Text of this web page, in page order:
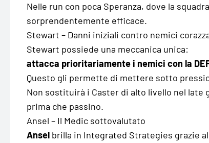
Nelle run con poca Speranza, dove la
sorprendentemente efficace.
Stewart – Danni iniziali contro nemici
Stewart possiede una meccanica unica:
attacca prioritariamente i nemici con la
Questo gli permette di mettere sotto
Non sostituirà i Caster di alto livello nel late
prima che passino.
Ansel – Il Medic sottovalutato
Ansel brilla in Integrated Strategies grazie